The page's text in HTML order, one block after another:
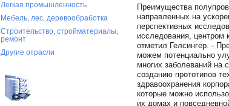
Легкая промышленность
Мебель, лес, деревообработка
Строительство, стройматериалы,
ремонт
Другие отрасли
Преимущества
направленных на
перспективных
исследования, центром
отметил Гелсингер. -
можем потенциально
многих заболеваний на
созданию прототипов
здравоохранения
которые можно
их домах и